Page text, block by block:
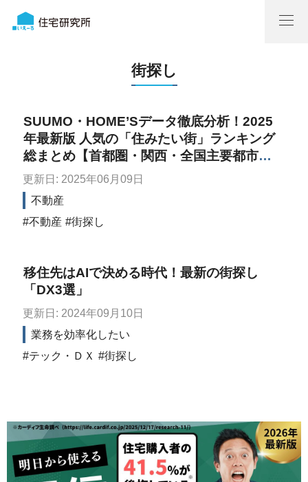
街探し
SUUMO・HOME’Sデータ徹底分析！2025
年最新版 人気の「住みたい街」ランキング
総まとめ【首都圏・関西・全国主要都市
圏】
更新日: 2025年06月09日
不動産
不動産
街探し
移住先はAIで決める時代！最新の街探し
「DX3選」
更新日: 2024年09月10日
業務を効率化したい
テック・ＤＸ
街探し